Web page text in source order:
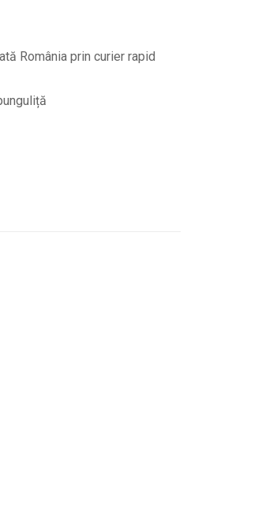
România prin curier rapid